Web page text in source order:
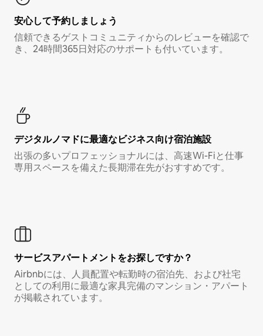
安心して予約しましょう
信頼できるゲストコミュニティからのレビューを確認で
き、24時間365日対応のサポートも付いています。
デジタルノマド⁠に最⁠適⁠なビ⁠ジ⁠ネ⁠ス⁠向⁠け宿⁠泊⁠施⁠設
出張の多いプロフェッショナルには、高速Wi-Fiと仕事
専用スペースを備えた長期滞在先がおすすめです。
サービスアパートメントをお探しですか？
Airbnbには、人員配置や転勤時の宿泊先、および社宅
としての利用に最適な家具完備のマンション・アパート
が掲載されています。